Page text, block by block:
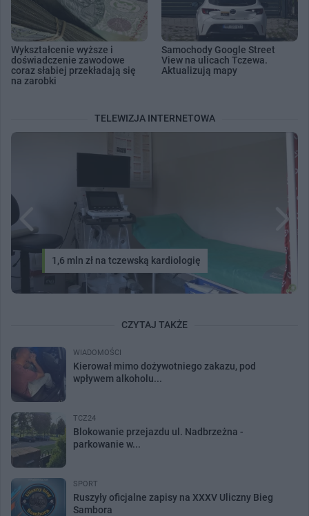
Wykształcenie wyższe i
doświadczenie zawodowe
coraz słabiej przekładają się
na zarobki
Samochody Google Street
View na ulicach Tczewa.
Aktualizują mapy
TELEWIZJA INTERNETOWA
1,6 mln zł na tczewską kardiologię
CZYTAJ TAKŻE
WIADOMOŚCI
Kierował mimo dożywotniego zakazu, pod
wpływem alkoholu...
TCZ24
Blokowanie przejazdu ul. Nadbrzeżna -
parkowanie w...
SPORT
Ruszyły oficjalne zapisy na XXXV Uliczny Bieg
Sambora